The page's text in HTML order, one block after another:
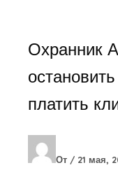
Охранник
платить
От / 21 мая,